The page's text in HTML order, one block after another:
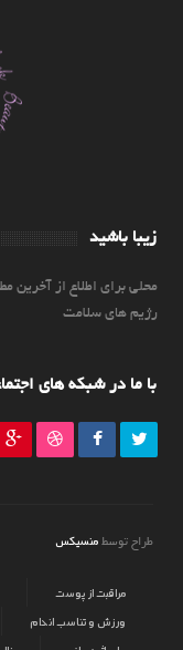
زیبا باشید
محلی برای اطلاع از آخرین
رژیم های سلامت
با ما در شبکه های
طراح توسط منسیکس
مراقبت از پوست
ورزش و تناسب اندام